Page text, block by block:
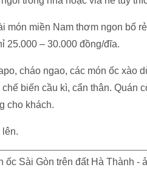
món miền Nam thơm ngon bổ
25.000 – 30.000 đồng/đĩa.
cháo ngao, các món ốc xào
biến cầu kì, cẩn thân. Quán
cho khách.
lên.